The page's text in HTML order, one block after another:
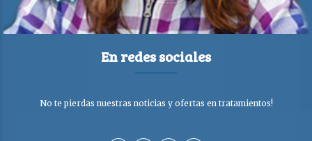
En redes sociales
No te pierdas nuestras noticias y ofertas en tratamientos!